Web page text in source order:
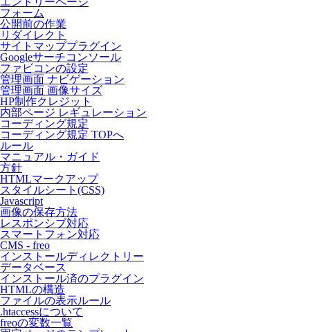
フォーム
公開前の作業
リダイレクト
サイトマッププラグイン
Googleサーチコンソール
ファビコンの設定
管理画面 ナビゲーション
管理画面 画像サイズ
HP制作クレジット
内部ページ レギュレーション
コーディング規定
コーディング規定 TOPへ
ルール
マニュアル・ガイド
方針
HTMLマークアップ
スタイルシート(CSS)
Javascript
画像の保存方法
レスポンシブ対応
スマートフォン対応
CMS - freo
インストールディレクトリー
データベース
インストール済のプラグイン
HTMLの構造
ファイルの表示ルール
.htaccessについて
freoの変数一覧